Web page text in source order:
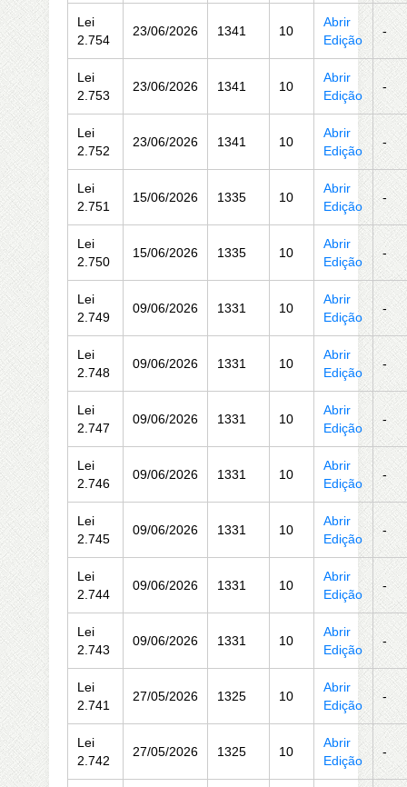
Lei
2.754
23/06/2026 1341 10
Abrir
Edição
-
Lei
2.753
23/06/2026 1341 10
Abrir
Edição
-
Lei
2.752
23/06/2026 1341 10
Abrir
Edição
-
Lei
2.751
15/06/2026 1335 10
Abrir
Edição
-
Lei
2.750
15/06/2026 1335 10
Abrir
Edição
-
Lei
2.749
09/06/2026 1331 10
Abrir
Edição
-
Lei
2.748
09/06/2026 1331 10
Abrir
Edição
-
Lei
2.747
09/06/2026 1331 10
Abrir
Edição
-
Lei
2.746
09/06/2026 1331 10
Abrir
Edição
-
Lei
2.745
09/06/2026 1331 10
Abrir
Edição
-
Lei
2.744
09/06/2026 1331 10
Abrir
Edição
-
Lei
2.743
09/06/2026 1331 10
Abrir
Edição
-
Lei
2.741
27/05/2026 1325 10
Abrir
Edição
-
Lei
2.742
27/05/2026 1325 10
Abrir
Edição
-